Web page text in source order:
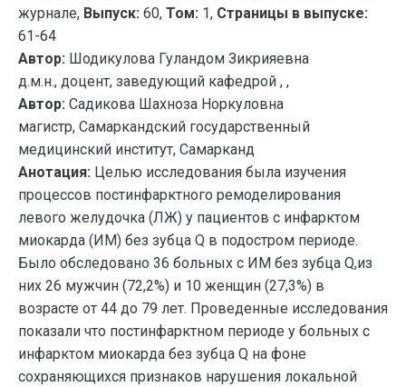
журнале, Выпуск: 60, Том: 1, Страницы в выпуске:
61-64
Автор: Шодикулова Гуландом Зикрияевна
д.м.н., доцент, заведующий кафедрой , ,
Автор: Садикова Шахноза Норкуловна
магистр, Самаркандский государственный
медицинский институт, Самарканд
Анотация: Целью исследования была изучения
процессов постинфарктного ремоделирования
левого желудочка (ЛЖ) у пациентов с инфарктом
миокарда (ИМ) без зубца Q в подостром периоде.
Было обследовано 36 больных с ИМ без зубца Q,из
них 26 мужчин (72,2%) и 10 женщин (27,3%) в
возрасте от 44 до 79 лет. Проведенные исследования
показали что постинфарктном периоде у больных с
инфарктом миокарда без зубца Q на фоне
сохраняющихся признаков нарушения локальной